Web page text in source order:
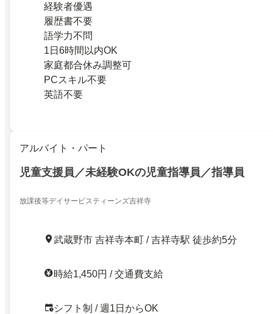
経験者優遇
履歴書不要
語学力不問
1日6時間以内OK
家庭都合休み調整可
PCスキル不要
英語不要
アルバイト・パート
児童支援員／未経験OKの児童指導員／指導員
放課後等デイサービスティーンズ吉祥寺
武蔵野市 吉祥寺本町 / 吉祥寺駅 徒歩約5分
時給1,450円 / 交通費支給
シフト制 / 週1日からOK